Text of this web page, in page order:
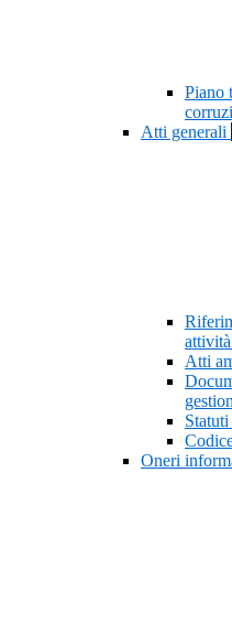
Piano
Atti generali
attività
Atti
Oneri